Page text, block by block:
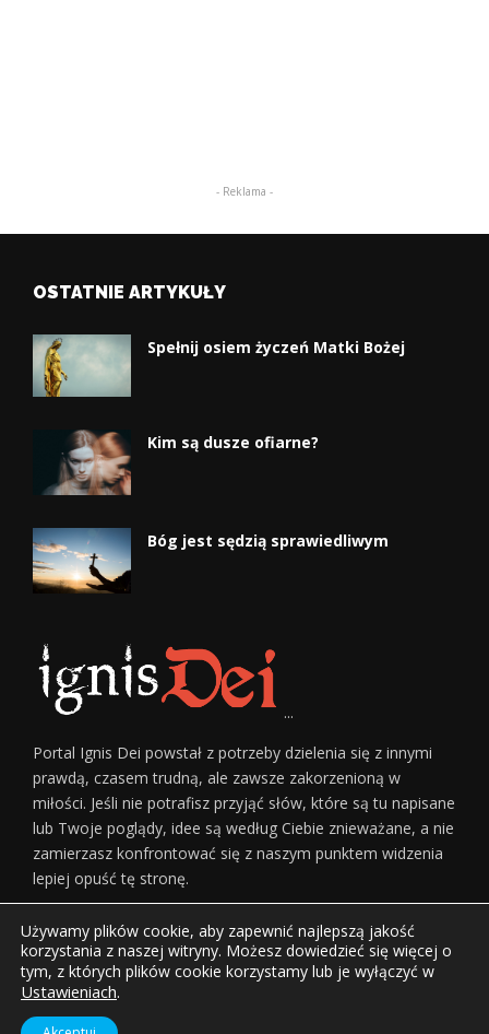
- Reklama -
OSTATNIE ARTYKUŁY
Spełnij osiem życzeń Matki Bożej
Kim są dusze ofiarne?
Bóg jest sędzią sprawiedliwym
...
Portal Ignis Dei powstał z potrzeby dzielenia się z innymi
prawdą, czasem trudną, ale zawsze zakorzenioną w
miłości. Jeśli nie potrafisz przyjąć słów, które są tu napisane
lub Twoje poglądy, idee są według Ciebie znieważane, a nie
zamierzasz konfrontować się z naszym punktem widzenia
lepiej opuść tę stronę.
Home O Nas
Używamy plików cookie, aby zapewnić najlepszą jakość
korzystania z naszej witryny. Możesz dowiedzieć się więcej o
tym, z których plików cookie korzystamy lub je wyłączyć w
Ustawieniach.